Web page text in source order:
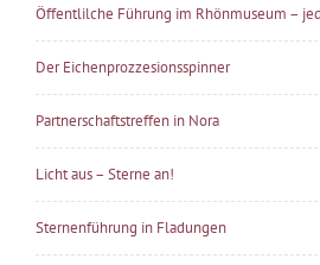
Öffentlilche Führung im Rhönmuseum –
Der Eichenprozzesionsspinner
Partnerschaftstreffen in Nora
Licht aus – Sterne an!
Sternenführung in Fladungen